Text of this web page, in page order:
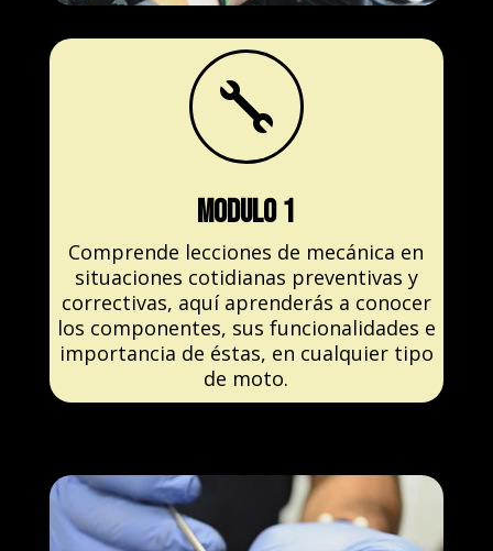

modulo 1
Comprende lecciones de mecánica en
situaciones cotidianas preventivas y
correctivas, aquí aprenderás a conocer
los componentes, sus funcionalidades e
importancia de éstas, en cualquier tipo
de moto.